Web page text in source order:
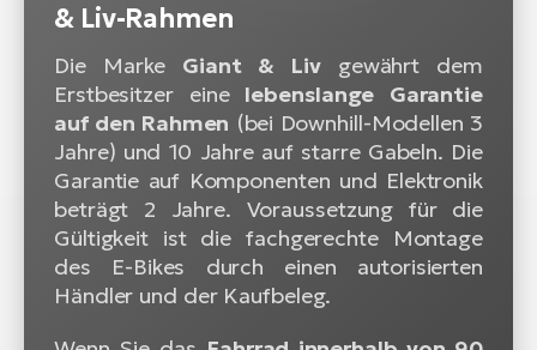
& Liv-Rahmen
Die Marke Giant & Livgewährt dem
Erstbesitzer einelebenslange Garantie
auf den Rahmen (bei Downhill-Modellen 3
Jahre) und 10 Jahre auf starre Gabeln. Die
Garantie auf Komponenten und Elektronik
beträgt 2 Jahre. Voraussetzung für die
Gültigkeit ist die fachgerechte Montage
des E-Bikes durch einen autorisierten
Händler und der Kaufbeleg.